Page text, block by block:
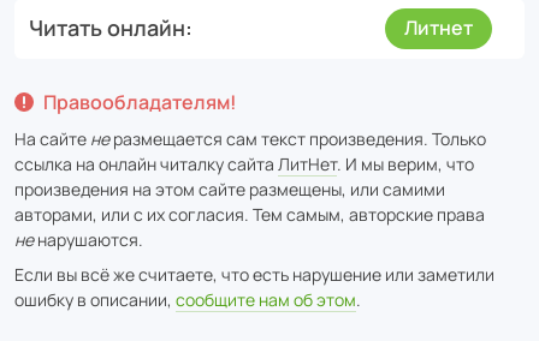
Читать онлайн Литнет
Правообладателям!
На сайте неразмещается сам текст произведения. Только
ссылка на онлайн читалку сайта ЛитНет. И мы верим, что
произведения на этом сайте размещены, или самими
авторами, или с их согласия. Тем самым, авторские права
ненарушаются.
Если вы всё же считаете, что есть нарушение или заметили
ошибку в описании, сообщите нам об этом.